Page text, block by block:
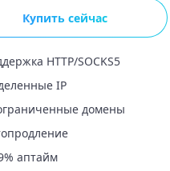
Купить сейчас
HTTP/SOCKS5
IP
домены
аптайм